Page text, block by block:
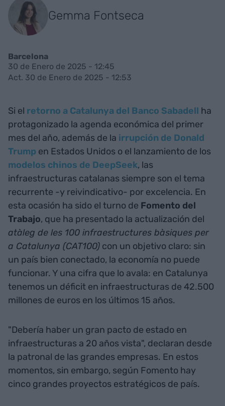
Gemma Fontseca
Barcelona
30 de Enero de 2025 - 12:45
Act. 30 de Enero de 2025 - 12:53
Si el retorno a Catalunya del Banco Sabadell ha
protagonizado la agenda económica del primer
mes del año, además de la irrupción de Donald
Trump en Estados Unidos o el lanzamiento de los
modelos chinos de DeepSeek, las
infraestructuras catalanas siempre son el tema
recurrente -y reivindicativo- por excelencia. En
esta ocasión ha sido el turno de Fomento del
Trabajo, que ha presentado la actualización del
atàleg de les 100 infraestructures bàsiques per
a Catalunya (CAT100) con un objetivo claro: sin
un país bien conectado, la economía no puede
funcionar. Y una cifra que lo avala: en Catalunya
tenemos un déficit en infraestructuras de 42.500
millones de euros en los últimos 15 años.
"Debería haber un gran pacto de estado en
infraestructuras a 20 años vista", declaran desde
la patronal de las grandes empresas. En estos
momentos, sin embargo, según Fomento hay
cinco grandes proyectos estratégicos de país.